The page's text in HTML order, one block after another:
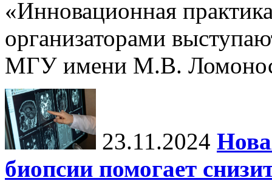
«Инновационная
организаторами
МГУ имени М.В.
23.11.2024
биопсии помогает